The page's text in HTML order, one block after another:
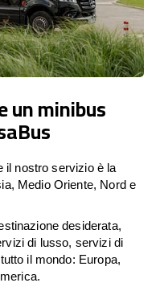
un minibus
il nostro servizio è la
Medio Oriente, Nord e
desiderata,
di lusso, servizi di
il mondo: Europa,